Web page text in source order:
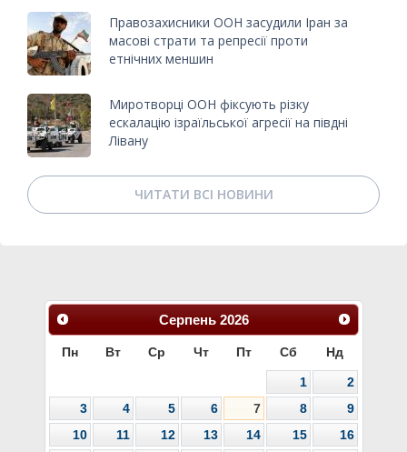
Правозахисники ООН засудили Іран за
масові страти та репресії проти
етнічних меншин
Миротворці ООН фіксують різку
ескалацію ізраїльської агресії на півдні
Лівану
ЧИТАТИ ВСІ НОВИНИ
Серпень 2026
Пн Вт Ср Чт Пт Сб Нд
1
2
3
4 5 6 7 8
9
10
11 12 13 14 15
16